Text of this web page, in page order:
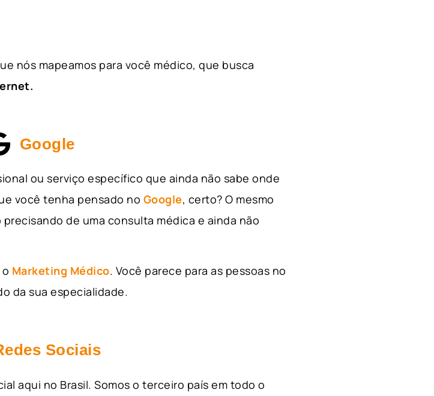
nós mapeamos para você médico, que busca
Google
ou serviço específico que ainda não sabe onde
você tenha pensado no Google, certo? O mesmo
de uma consulta médica e ainda não
Marketing Médico. Você parece para as pessoas no
da sua especialidade.
Sociais
aqui no Brasil. Somos o terceiro país em todo o